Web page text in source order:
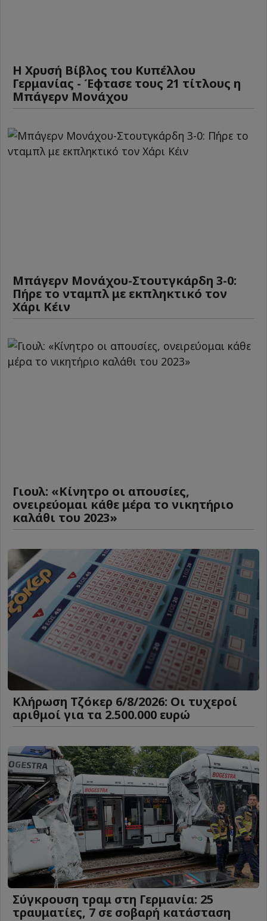
Η Χρυσή Βίβλος του Κυπέλλου
Γερμανίας - Έφτασε τους 21 τίτλους η
Μπάγερν Μονάχου
Μπάγερν Μονάχου-Στουτγκάρδη 3-0:
Πήρε το νταμπλ με εκπληκτικό τον
Χάρι Κέιν
Γιουλ: «Κίνητρο οι απουσίες,
ονειρεύομαι κάθε μέρα το νικητήριο
καλάθι του 2023»
Κλήρωση Τζόκερ 6/8/2026: Οι τυχεροί
αριθμοί για τα 2.500.000 ευρώ
Σύγκρουση τραμ στη Γερμανία: 25
τραυματίες, 7 σε σοβαρή κατάσταση